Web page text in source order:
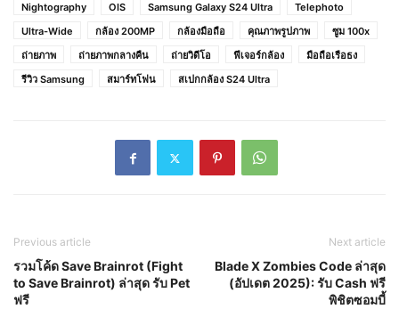
Nightography
OIS Samsung Galaxy S24 Ultra
Telephoto
Ultra-Wide
กล้อง 200MP กล้องมือถือ คุณภาพรูปภาพ
ซูม 100x
ถ่ายภาพ
ถ่ายภาพกลางคืน ถ่ายวิดีโอ ฟีเจอร์กล้อง
มือถือเรือธง
รีวิว Samsung
สมาร์ทโฟน สเปกกล้อง S24 Ultra
Previous article
รวมโค้ด Save Brainrot (Fight
to Save Brainrot) ล่าสุด รับ Pet
ฟรี
Next article
Blade X Zombies Code ล่าสุด
(อัปเดต 2025): รับ Cash ฟรี
พิชิตซอมบี้